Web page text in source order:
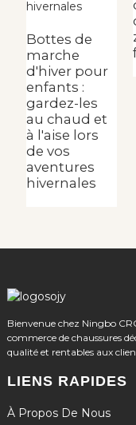
Bottes de
marche
d'hiver pour
enfants :
gardez-les
au chaud et
à l'aise lors
de vos
aventures
hivernales
Bienvenue chez Ningbo
commerce de chaussures
qualité et rentables aux
LIENS RAPIDES
À Propos De Nous